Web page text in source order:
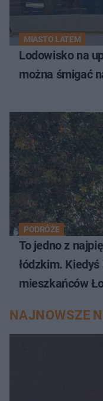
MIASTO LATEM
Lodowisko na
można śmigać
PODRÓŻE
To jedno z
łódzkim.
mieszkańców
NAJNOWSZE